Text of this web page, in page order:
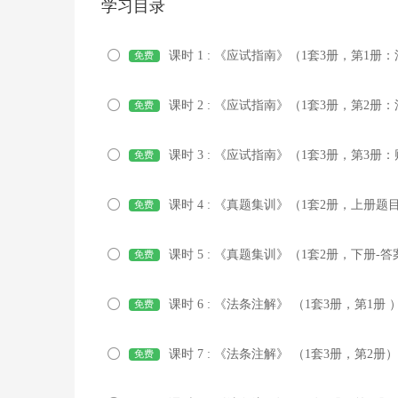
学习目录
免费 课时 1 : 《应试指南》（1套3册，第1册
免费 课时 2 : 《应试指南》（1套3册，第2册
免费 课时 3 : 《应试指南》（1套3册，第3册
免费 课时 4 : 《真题集训》（1套2册，上册题
免费 课时 5 : 《真题集训》（1套2册，下册-
免费 课时 6 : 《法条注解》 （1套3册，第1册
免费 课时 7 : 《法条注解》 （1套3册，第2册